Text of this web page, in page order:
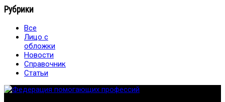
Рубрики
Все
Лицо с
обложки
Новости
Справочник
Статьи